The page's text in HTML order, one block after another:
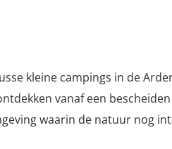
kleine campings in de
vanaf een
waarin de natuur nog